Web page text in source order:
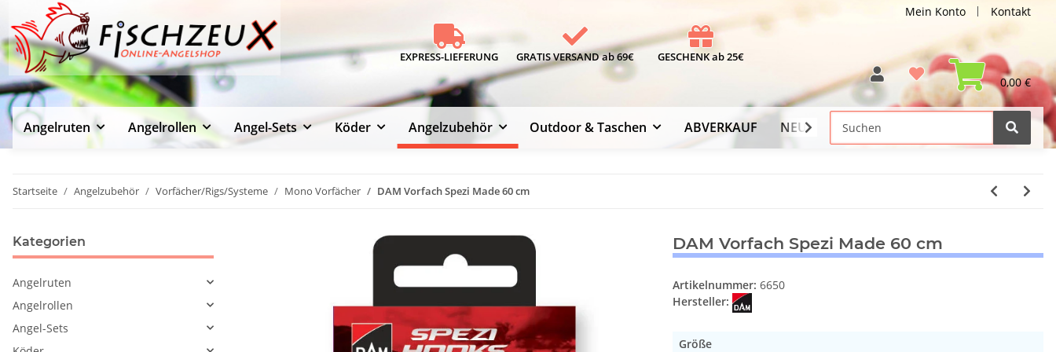
Mein Konto Kontakt
EXPRESS-LIEFERUNG GRATIS VERSAND ab 69€ GESCHENK ab 25€
0,00 €
Angelruten Angelrollen Angel-Sets Köder Angelzubehör Outdoor & Taschen ABVERKAUF NEU Versand-Info
Startseite Angelzubehör Vorfächer/Rigs/Systeme Mono Vorfächer DAM Vorfach Spezi Made 60 cm
DAM Vorfach Spezi Made 60 cm
Artikelnummer: 6650
Hersteller:
Größe
Kategorien
Angelruten
Angelrollen
Angel-Sets